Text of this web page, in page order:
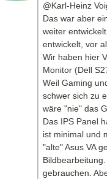
@Karl-Heinz
Das war aber
weiter
entwickelt, vor
Wir haben hier
Monitor (Dell
Weil Gaming
schwer sich zu
wäre "nie" das
Das IPS Panel
ist minimal und
"alte" Asus VA
gebrauchen.